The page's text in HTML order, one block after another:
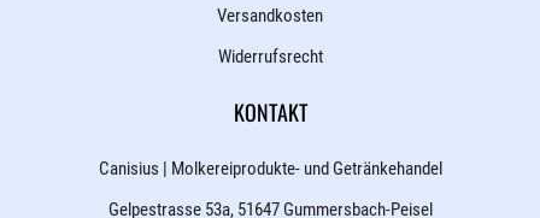
Versandkosten
Widerrufsrecht
KONTAKT
Canisius | Molkereiprodukte- und Getränkehandel
Gelpestrasse 53a, 51647 Gummersbach-Peisel